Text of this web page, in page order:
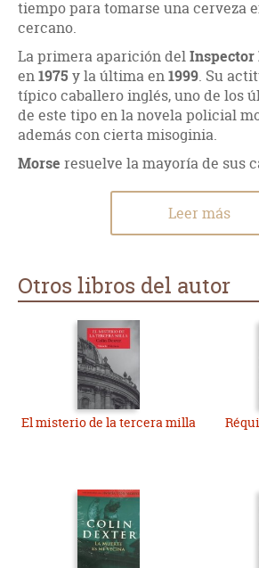
tiempo para tomarse una cerveza
cercano.
La primera aparición delInspector
en1975 y la última en1999. Su
típico caballero inglés, uno de los
de este tipo en la novela policial
además con cierta misoginia.
Morse resuelve la mayoría de sus
Leer más
Otros libros del autor
El misterio de la tercera milla